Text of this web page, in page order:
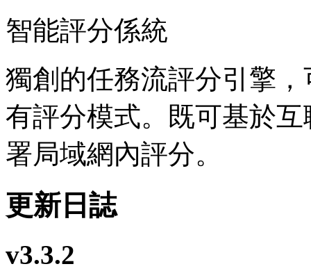
智能評分係統
獨創的任務流評分引擎
有評分模式。既可基於
署局域網內評分。
更新日誌
v3.3.2